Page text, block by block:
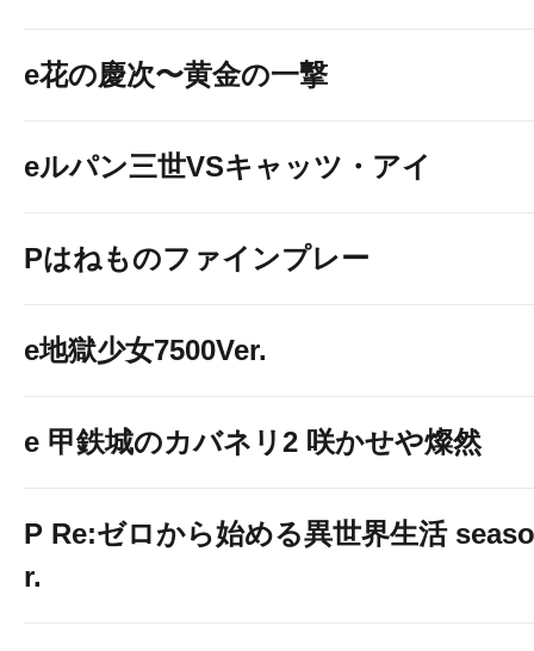
e花の慶次〜黄金の一撃
eルパン三世VSキャッツ・アイ
Pはねものファインプレー
e地獄少女7500Ver.
e 甲鉄城のカバネリ2 咲かせや燦然
P Re:ゼロから始める異世界生活
r.